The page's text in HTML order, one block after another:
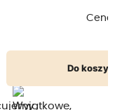
Cena
Do